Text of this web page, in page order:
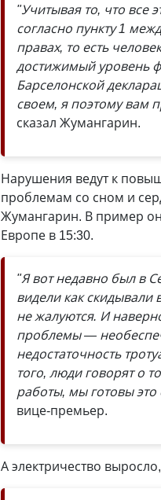
"Учитывая то, что все
согласно пункту 1
правах, то есть
достижимый уровень
Барселонской
своем, я поэтому вам
сказал Жумангарин.
Нарушения ведут к
проблемам со сном и
Жумангарин. В пример он
Европе в 15:30.
"Я вот недавно был в
видели как скидывали
не жалуются. И
проблемы —
недостаточность
того, люди говорят о
работы, мы готовы
вице-премьер.
А электричество